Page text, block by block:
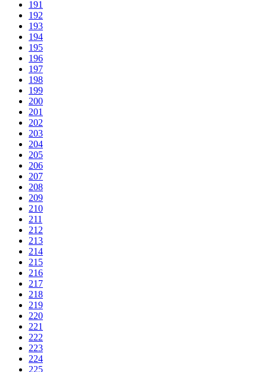
191
192
193
194
195
196
197
198
199
200
201
202
203
204
205
206
207
208
209
210
211
212
213
214
215
216
217
218
219
220
221
222
223
224
225